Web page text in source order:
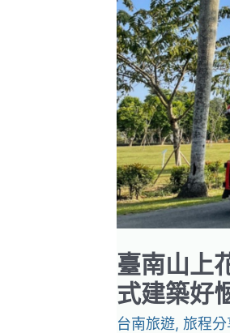
平
台
江
線
台
南
景
點
推
薦
｜
臺南山上
式建築好
台南旅遊, 旅程分